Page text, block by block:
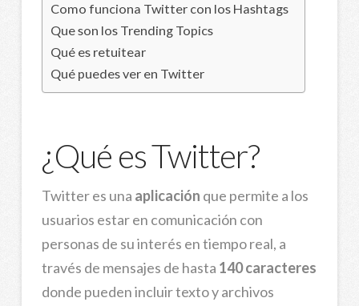
Como funciona Twitter con los Hashtags
Que son los Trending Topics
Qué es retuitear
Qué puedes ver en Twitter
¿Qué es Twitter?
Twitter es una aplicación que permite a los
usuarios estar en comunicación con
personas de su interés en tiempo real, a
través de mensajes de hasta 140 caracteres
donde pueden incluir texto y archivos